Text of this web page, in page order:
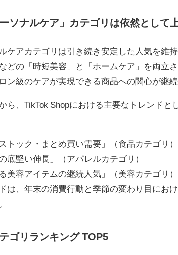
ーソナルケア」カテゴリは依然として
ケアカテゴリは引き続き安定した人気を維
どの「時短美容」と「ホームケア」を両立
ン級のケアが実現できる商品への関心が継
ら、TikTok Shopにおける主要なトレンドと
トック・まとめ買い需要」（食品カテゴリ）
底堅い伸長」（アパレルカテゴリ）
美容アイテムの継続人気」（美容カテゴリ）
は、年末の消費行動と季節の変わり目にお
ゴリランキング TOP5